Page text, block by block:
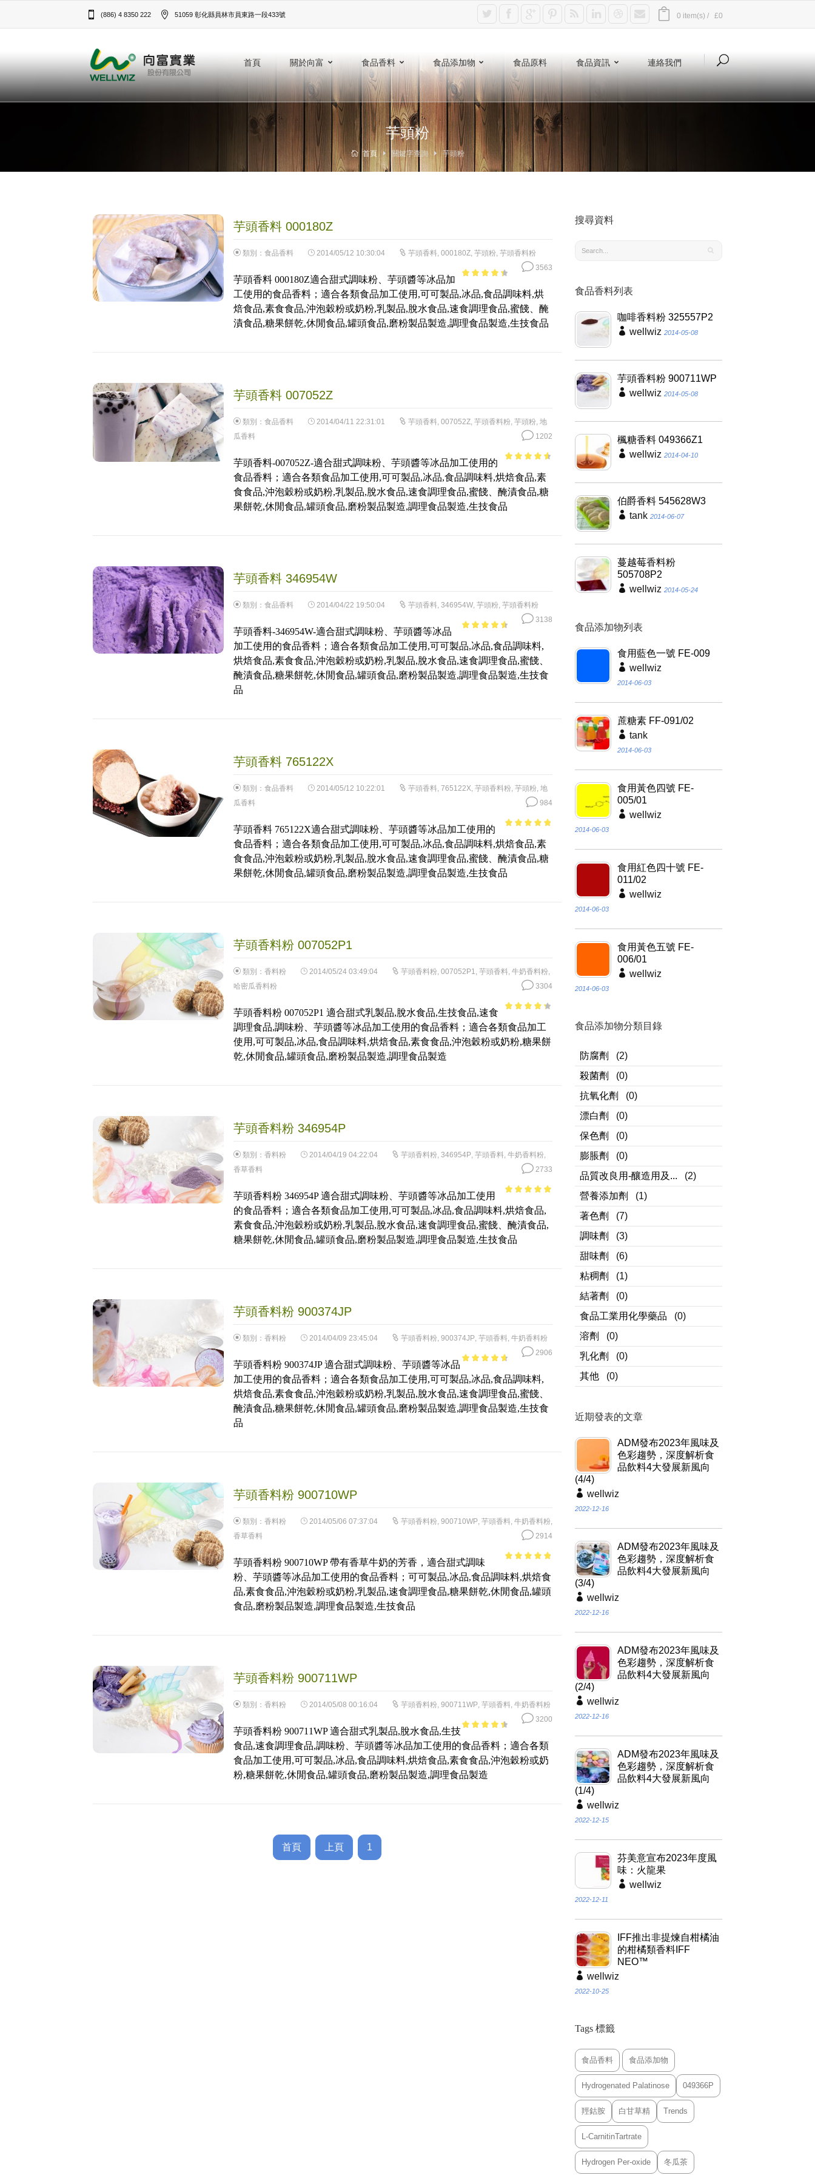
(886) 4 8350 222 51059 彰化縣員林市員東路一段433號‎ 0 item(s) / £0
首頁 關於向富 食品香料 食品添加物 食品原料 食品資訊 連絡我們
芋頭粉
首頁 關鍵字查詢 芋頭粉
芋頭香料 000180Z
類別： 食品香料 2014/05/12 10:30:04 芋頭香料, 000180Z, 芋頭粉, 芋頭香料粉
3563
of 5
芋頭香料 000180Z適合甜式調味粉、芋頭醬等冰品加
工使用的食品香料；適合各類食品加工使用,可可製品,冰品,食品調味料,烘
焙食品,素食食品,沖泡穀粉或奶粉,乳製品,脫水食品,速食調理食品,蜜餞、醃
漬食品,糖果餅乾,休閒食品,罐頭食品,磨粉製品製造,調理食品製造,生技食品
芋頭香料 007052Z
類別： 食品香料 2014/04/11 22:31:01 芋頭香料, 007052Z, 芋頭香料粉, 芋頭粉, 地
瓜香料
1202
of 5
芋頭香料-007052Z-適合甜式調味粉、芋頭醬等冰品加工使用的
食品香料；適合各類食品加工使用,可可製品,冰品,食品調味料,烘焙食品,素
食食品,沖泡穀粉或奶粉,乳製品,脫水食品,速食調理食品,蜜餞、醃漬食品,糖
果餅乾,休閒食品,罐頭食品,磨粉製品製造,調理食品製造,生技食品
芋頭香料 346954W
類別： 食品香料 2014/04/22 19:50:04 芋頭香料, 346954W, 芋頭粉, 芋頭香料粉
3138
of 5
芋頭香料-346954W-適合甜式調味粉、芋頭醬等冰品
加工使用的食品香料；適合各類食品加工使用,可可製品,冰品,食品調味料,
烘焙食品,素食食品,沖泡穀粉或奶粉,乳製品,脫水食品,速食調理食品,蜜餞、
醃漬食品,糖果餅乾,休閒食品,罐頭食品,磨粉製品製造,調理食品製造,生技食
品
芋頭香料 765122X
類別： 食品香料 2014/05/12 10:22:01 芋頭香料, 765122X, 芋頭香料粉, 芋頭粉, 地
瓜香料
984
5
芋頭香料 765122X適合甜式調味粉、芋頭醬等冰品加工使用的
食品香料；適合各類食品加工使用,可可製品,冰品,食品調味料,烘焙食品,素
食食品,沖泡穀粉或奶粉,乳製品,脫水食品,速食調理食品,蜜餞、醃漬食品,糖
果餅乾,休閒食品,罐頭食品,磨粉製品製造,調理食品製造,生技食品
芋頭香料粉 007052P1
類別： 香料粉 2014/05/24 03:49:04 芋頭香料粉, 007052P1, 芋頭香料, 牛奶香料粉,
哈密瓜香料粉
3304
of 5
芋頭香料粉 007052P1 適合甜式乳製品,脫水食品,生技食品,速食
調理食品,調味粉、芋頭醬等冰品加工使用的食品香料；適合各類食品加工
使用,可可製品,冰品,食品調味料,烘焙食品,素食食品,沖泡穀粉或奶粉,糖果餅
乾,休閒食品,罐頭食品,磨粉製品製造,調理食品製造
芋頭香料粉 346954P
類別： 香料粉 2014/04/19 04:22:04 芋頭香料粉, 346954P, 芋頭香料, 牛奶香料粉,
香草香料
2733
5
芋頭香料粉 346954P 適合甜式調味粉、芋頭醬等冰品加工使用
的食品香料；適合各類食品加工使用,可可製品,冰品,食品調味料,烘焙食品,
素食食品,沖泡穀粉或奶粉,乳製品,脫水食品,速食調理食品,蜜餞、醃漬食品,
糖果餅乾,休閒食品,罐頭食品,磨粉製品製造,調理食品製造,生技食品
芋頭香料粉 900374JP
類別： 香料粉 2014/04/09 23:45:04 芋頭香料粉, 900374JP, 芋頭香料, 牛奶香料粉
2906
5
芋頭香料粉 900374JP 適合甜式調味粉、芋頭醬等冰品
加工使用的食品香料；適合各類食品加工使用,可可製品,冰品,食品調味料,
烘焙食品,素食食品,沖泡穀粉或奶粉,乳製品,脫水食品,速食調理食品,蜜餞、
醃漬食品,糖果餅乾,休閒食品,罐頭食品,磨粉製品製造,調理食品製造,生技食
品
芋頭香料粉 900710WP
類別： 香料粉 2014/05/06 07:37:04 芋頭香料粉, 900710WP, 芋頭香料, 牛奶香料粉,
香草香料
2914
5
芋頭香料粉 900710WP 帶有香草牛奶的芳香，適合甜式調味
粉、芋頭醬等冰品加工使用的食品香料；可可製品,冰品,食品調味料,烘焙食
品,素食食品,沖泡穀粉或奶粉,乳製品,速食調理食品,糖果餅乾,休閒食品,罐頭
食品,磨粉製品製造,調理食品製造,生技食品
芋頭香料粉 900711WP
類別： 香料粉 2014/05/08 00:16:04 芋頭香料粉, 900711WP, 芋頭香料, 牛奶香料粉
3200
of 5
芋頭香料粉 900711WP 適合甜式乳製品,脫水食品,生技
食品,速食調理食品,調味粉、芋頭醬等冰品加工使用的食品香料；適合各類
食品加工使用,可可製品,冰品,食品調味料,烘焙食品,素食食品,沖泡穀粉或奶
粉,糖果餅乾,休閒食品,罐頭食品,磨粉製品製造,調理食品製造
首頁 上頁 1
搜尋資料
食品香料列表
咖啡香料粉 325557P2
wellwiz 2014-05-08
芋頭香料粉 900711WP
wellwiz 2014-05-08
楓糖香料 049366Z1
wellwiz 2014-04-10
伯爵香料 545628W3
tank 2014-06-07
蔓越莓香料粉
505708P2
wellwiz 2014-05-24
食品添加物列表
食用藍色一號 FE-009
wellwiz
2014-06-03
蔗糖素 FF-091/02
tank
2014-06-03
食用黃色四號 FE-
005/01
wellwiz
2014-06-03
食用紅色四十號 FE-
011/02
wellwiz
2014-06-03
食用黃色五號 FE-
006/01
wellwiz
2014-06-03
食品添加物分類目錄
防腐劑
(2)
殺菌劑
(0)
抗氧化劑
(0)
漂白劑
(0)
保色劑
(0)
膨脹劑
(0)
品質改良用-釀造用及...
(2)
營養添加劑
(1)
著色劑
(7)
調味劑
(3)
甜味劑
(6)
粘稠劑
(1)
結著劑
(0)
食品工業用化學藥品
(0)
溶劑
(0)
乳化劑
(0)
其他
(0)
近期發表的文章
ADM發布2023年風味及
色彩趨勢，深度解析食
品飲料4大發展新風向
(4/4)
wellwiz
2022-12-16
ADM發布2023年風味及
色彩趨勢，深度解析食
品飲料4大發展新風向
(3/4)
wellwiz
2022-12-16
ADM發布2023年風味及
色彩趨勢，深度解析食
品飲料4大發展新風向
(2/4)
wellwiz
2022-12-16
ADM發布2023年風味及
色彩趨勢，深度解析食
品飲料4大發展新風向
(1/4)
wellwiz
2022-12-15
芬美意宣布2023年度風
味：火龍果
wellwiz
2022-12-11
IFF推出非提煉自柑橘油
的柑橘類香料IFF
NEO™
wellwiz
2022-10-25
Tags 標籤
食品香料 食品添加物
Hydrogenated Palatinose 049366P
羥鈷胺 白甘草精 Trends
L-CarnitinTartrate
Hydrogen Per-oxide 冬瓜茶